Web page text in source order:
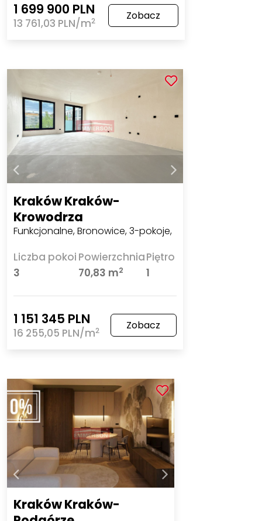
1 699 900 PLN
13 761,03 PLN/m2 Zobacz
Kraków Kraków-
Krowodrza
Funkcjonalne, Bronowice, 3-pokoje,
Liczba pokoi
3
Powierzchnia
70,83 m2
Piętro
1
1 151 345 PLN
16 255,05 PLN/m2 Zobacz
Kraków Kraków-